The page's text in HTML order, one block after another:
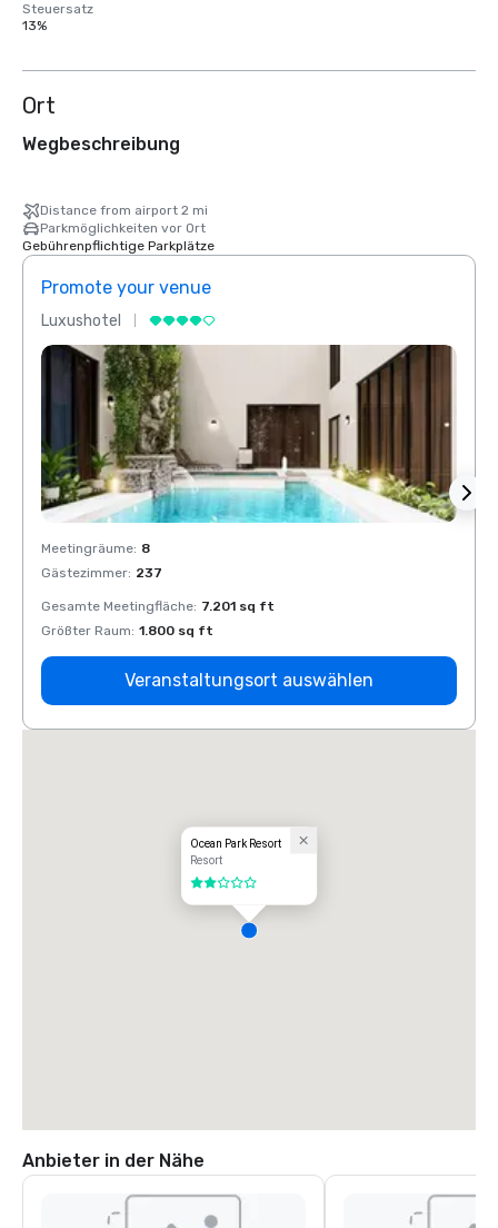
Steuersatz
13%
Ort
Wegbeschreibung
Distance from airport 2 mi
Parkmöglichkeiten vor Ort
Gebührenpflichtige Parkplätze
Promote your venue
Luxushotel
Meetingräume: 8
Gästezimmer: 237
Gesamte Meetingfläche: 7.201 sq ft
Größter Raum: 1.800 sq ft
Veranstaltungsort auswählen
Ocean Park Resort
Resort
2 von 5
Anbieter in der Nähe